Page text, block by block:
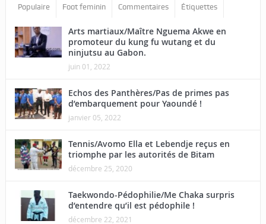
Populaire Foot feminin Commentaires Étiquettes
Arts martiaux/Maître Nguema Akwe en
promoteur du kung fu wutang et du
ninjutsu au Gabon.
juin 01, 2022
Echos des Panthères/Pas de primes pas
d’embarquement pour Yaoundé !
janvier 05, 2022
Tennis/Avomo Ella et Lebendje reçus en
triomphe par les autorités de Bitam
décembre 25, 2020
Taekwondo-Pédophilie/Me Chaka surpris
d’entendre qu’il est pédophile !
décembre 22, 2021